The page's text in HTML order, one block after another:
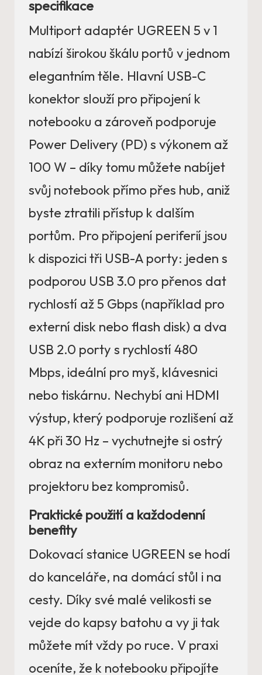
specifikace
Multiport adaptér UGREEN 5 v 1
nabízí širokou škálu portů v jednom
elegantním těle. Hlavní USB-C
konektor slouží pro připojení k
notebooku a zároveň podporuje
Power Delivery (PD) s výkonem až
100 W – díky tomu můžete nabíjet
svůj notebook přímo přes hub, aniž
byste ztratili přístup k dalším
portům. Pro připojení periferií jsou
k dispozici tři USB-A porty: jeden s
podporou USB 3.0 pro přenos dat
rychlostí až 5 Gbps (například pro
externí disk nebo flash disk) a dva
USB 2.0 porty s rychlostí 480
Mbps, ideální pro myš, klávesnici
nebo tiskárnu. Nechybí ani HDMI
výstup, který podporuje rozlišení až
4K při 30 Hz – vychutnejte si ostrý
obraz na externím monitoru nebo
projektoru bez kompromisů.
Praktické použití a každodenní
benefity
Dokovací stanice UGREEN se hodí
do kanceláře, na domácí stůl i na
cesty. Díky své malé velikosti se
vejde do kapsy batohu a vy ji tak
můžete mít vždy po ruce. V praxi
oceníte, že k notebooku připojíte